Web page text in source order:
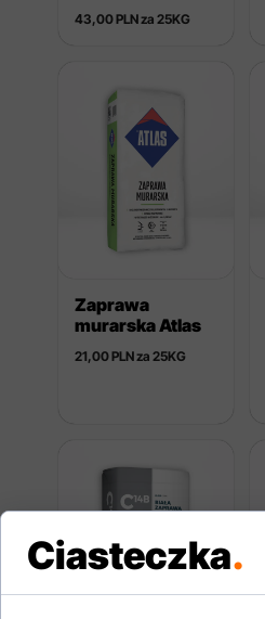
43,00 PLN za 25KG
Zaprawa
murarska Atlas
21,00 PLN za 25KG
Ciasteczka.